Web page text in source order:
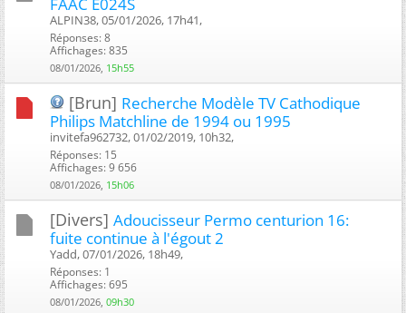
ALPIN38, 05/01/2026, 17h41, ‎
Réponses: 8
Affichages: 835
08/01/2026, 15h55
[Brun] Recherche Modèle TV Cathodique
Philips Matchline de 1994 ou 1995
invitefa962732, 01/02/2019, 10h32, ‎
Réponses: 15
Affichages: 9 656
08/01/2026, 15h06
[Divers] Adoucisseur Permo centurion 16:
fuite continue à l'égout 2
Yadd, 07/01/2026, 18h49, ‎
Réponses: 1
Affichages: 695
08/01/2026, 09h30